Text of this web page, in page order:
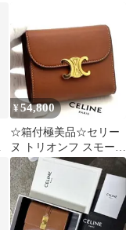
¥54,800
☆箱付極美品☆セリー
ヌ トリオンフ スモール
フラップウォレット ブ
ラウン 財布